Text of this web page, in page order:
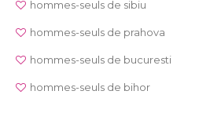
hommes-seuls de sibiu
hommes-seuls de prahova
hommes-seuls de bucuresti
hommes-seuls de bihor